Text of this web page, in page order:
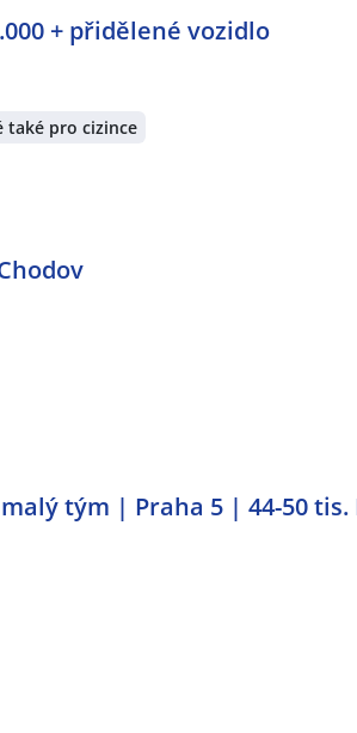
+ přidělené vozidlo
také pro cizince
tým | Praha 5 | 44-50 tis.